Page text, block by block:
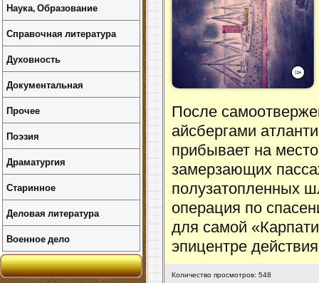
После
айсбергами
прибывает на
замерзающих
полузатопленных
операция по
для самой
эпицентре
Количество просмотров: 548
Наука, Образование
Справочная литература
Духовность
Документальная
Прочее
Поэзия
Драматургия
Старинное
Деловая литература
Военное дело